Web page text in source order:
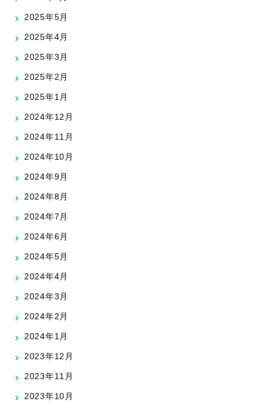
2025年5月
2025年4月
2025年3月
2025年2月
2025年1月
2024年12月
2024年11月
2024年10月
2024年9月
2024年8月
2024年7月
2024年6月
2024年5月
2024年4月
2024年3月
2024年2月
2024年1月
2023年12月
2023年11月
2023年10月